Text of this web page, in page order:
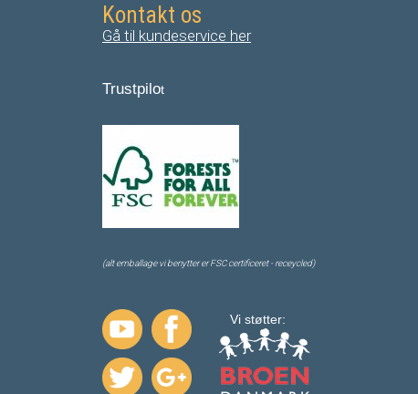
Kontakt os
Gå til kundeservice her
Trustpilot
(alt emballage vi benytter er FSC certificeret - receycled)
Vi støtter: